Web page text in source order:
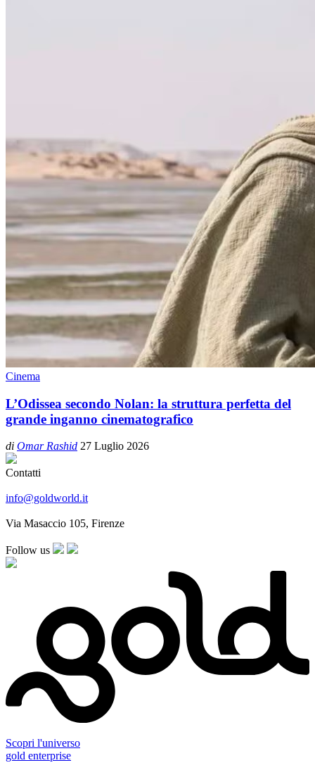
Cinema
L’Odissea secondo Nolan: la struttura perfetta del
grande inganno cinematografico
di Omar Rashid 27 Luglio 2026
Contatti
info@goldworld.it
Via Masaccio 105, Firenze
Follow us
Scopri l'universo
gold enterprise